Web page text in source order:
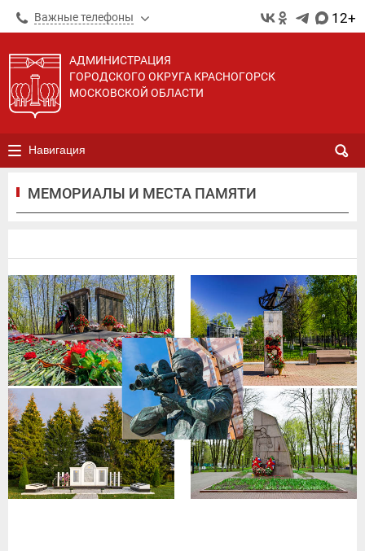
Важные телефоны 12+
АДМИНИСТРАЦИЯ
ГОРОДСКОГО ОКРУГА КРАСНОГОРСК
МОСКОВСКОЙ ОБЛАСТИ
Навигация
МЕМОРИАЛЫ И МЕСТА ПАМЯТИ